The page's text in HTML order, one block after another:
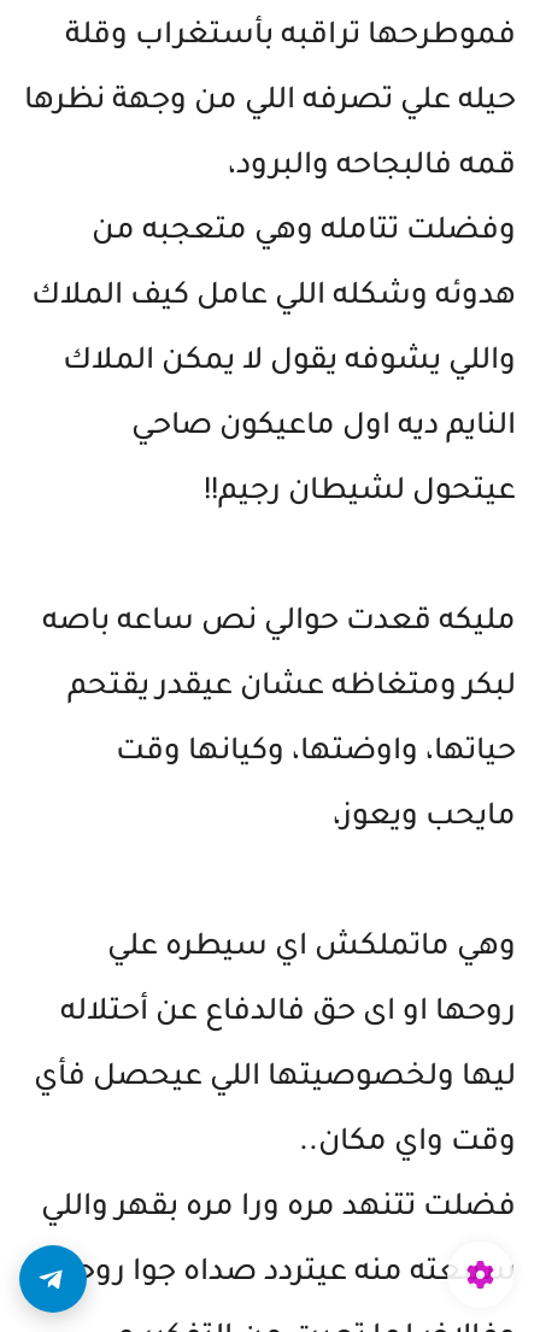
فموطرحها تراقبه بأستغراب وقلة
حيله علي تصرفه اللي من وجهة نظرها
قمه فالبجاحه والبرود،
وفضلت تتامله وهي متعجبه من
هدوئه وشكله اللي عامل كيف الملاك
واللي يشوفه يقول لا يمكن الملاك
النايم ديه اول ماعيكون صاحي
عيتحول لشيطان رجيم!!
مليكه قعدت حوالي نص ساعه باصه
لبكر ومتغاظه عشان عيقدر يقتحم
حياتها، واوضتها، وكيانها وقت
مايحب ويعوز،
وهي ماتملكش اي سيطره علي
روحها او اى حق فالدفاع عن أحتلاله
ليها ولخصوصيتها اللي عيحصل فأي
وقت واي مكان..
فضلت تتنهد مره ورا مره بقهر واللي
سمعته منه عيتردد صداه جوا روحها،